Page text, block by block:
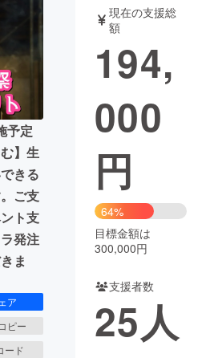
音楽
ジェット ゲーム・サ
活性化
Good
CAMPFIRE Creation
納税
コミュニティ
予定
】生
きる
ご支
ト支
発注
ま
ア
ピー
ード
現在の支援総
額
194,
000
円
64%
目標金額は
300,000円
支援者数
25人